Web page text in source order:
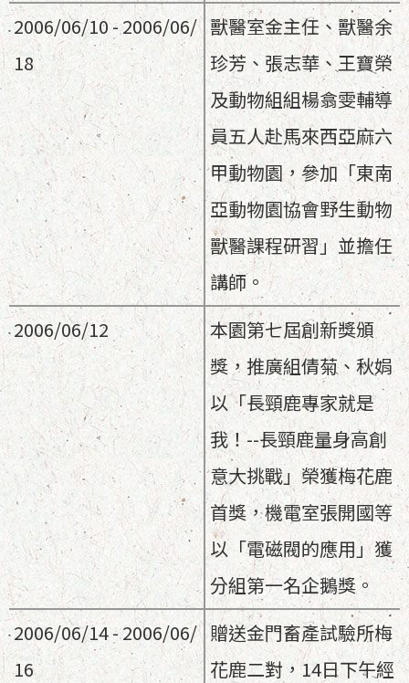
2006/06/10 - 2006/06/
18
獸醫室金主任、獸醫余
珍芳、張志華、王寶榮
及動物組組楊翕雯輔導
員五人赴馬來西亞麻六
甲動物園，參加「東南
亞動物園協會野生動物
獸醫課程研習」並擔任
講師。
2006/06/12
本園第七屆創新獎頒
獎，推廣組倩菊、秋娟
以「長頸鹿專家就是
我！--長頸鹿量身高創
意大挑戰」榮獲梅花鹿
首獎，機電室張開國等
以「電磁閥的應用」獲
分組第一名企鵝獎。
2006/06/14 - 2006/06/
16
贈送金門畜產試驗所梅
花鹿二對，14日下午經